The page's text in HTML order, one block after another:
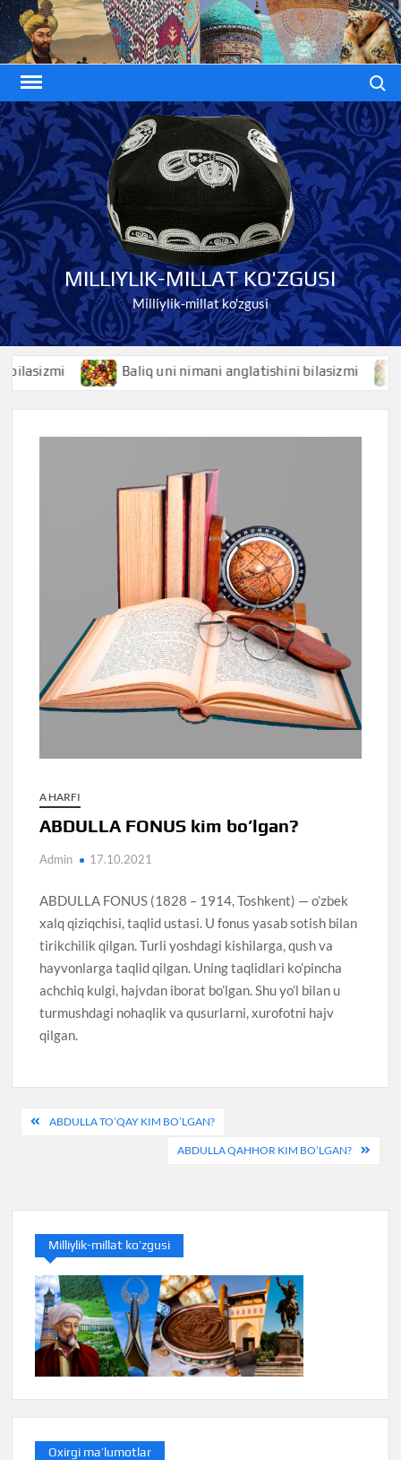
Skip
to
content
MILLIYLIK-MILLAT KO'ZGUSI
Milliylik-millat ko'zgusi
Baliq uni nimani anglatishini bilasizmi
A HARFI
ABDULLA FONUS kim bo’lgan?
Admin 17.10.2021
ABDULLA FONUS (1828 – 1914, Toshkent) — o’zbek
xalq qiziqchisi, taqlid ustasi. U fonus yasab sotish bilan
tirikchilik qilgan. Turli yoshdagi kishilarga, qush va
hayvonlarga taqlid qilgan. Uning taqlidlari ko’pincha
achchiq kulgi, hajvdan iborat bo’lgan. Shu yo’l bilan u
turmushdagi nohaqlik va qusurlarni, xurofotni hajv
qilgan.
PostABDULLA TO’QAY KIM BO’LGAN?
ABDULLA QAHHOR KIM BO’LGAN?
Milliylik-millat ko’zgusi
Oxirgi ma’lumotlar